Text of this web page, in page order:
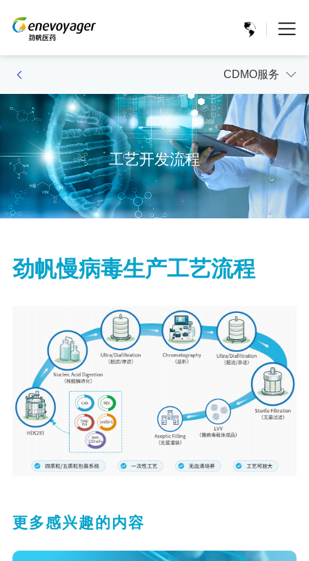
CDMO服务
工艺开发流程
劲帆慢病毒生产工艺流程
更多感兴趣的内容